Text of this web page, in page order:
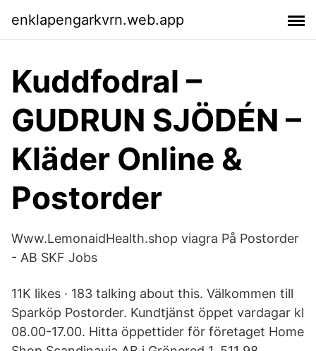
enklapengarkvrn.web.app
Kuddfodral –
GUDRUN SJÖDÉN –
Kläder Online &
Postorder
Www.LemonaidHealth.shop viagra På Postorder
- AB SKF Jobs
11K likes · 183 talking about this. Välkommen till
Sparköp Postorder. Kundtjänst öppet vardagar kl
08.00-17.00. Hitta öppettider för företaget Home